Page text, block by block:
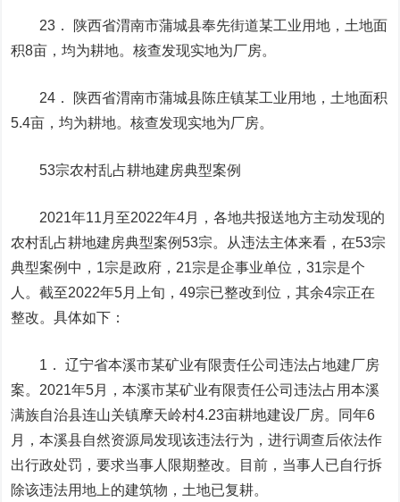
23． 陕西省渭南市蒲城县奉先街道某工业用地，土地面
积8亩，均为耕地。核查发现实地为厂房。
24． 陕西省渭南市蒲城县陈庄镇某工业用地，土地面积
5.4亩，均为耕地。核查发现实地为厂房。
53宗农村乱占耕地建房典型案例
2021年11月至2022年4月，各地共报送地方主动发现的
农村乱占耕地建房典型案例53宗。从违法主体来看，在53宗
典型案例中，1宗是政府，21宗是企事业单位，31宗是个
人。截至2022年5月上旬，49宗已整改到位，其余4宗正在
整改。具体如下：
1． 辽宁省本溪市某矿业有限责任公司违法占地建厂房
案。2021年5月，本溪市某矿业有限责任公司违法占用本溪
满族自治县连山关镇摩天岭村4.23亩耕地建设厂房。同年6
月，本溪县自然资源局发现该违法行为，进行调查后依法作
出行政处罚，要求当事人限期整改。目前，当事人已自行拆
除该违法用地上的建筑物，土地已复耕。